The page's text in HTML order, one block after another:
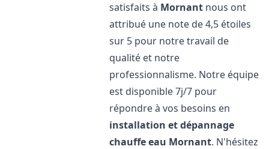
satisfaits à Mornant nous ont
attribué une note de 4,5 étoiles
sur 5 pour notre travail de
qualité et notre
professionnalisme. Notre équipe
est disponible 7j/7 pour
répondre à vos besoins en
installation et dépannage
chauffe eau Mornant. N'hésitez